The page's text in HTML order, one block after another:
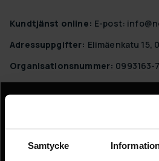
Samtycke
Kundtjänst online: E-post:
Adressuppgifter: Elimäenkatu 15,
Organisationsnummer: 0993163-7